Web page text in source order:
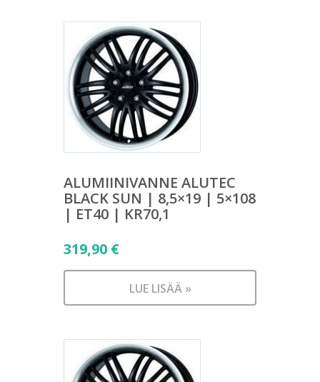
ALUMIINIVANNE ALUTEC
BLACK SUN | 8,5×19 | 5×108
| ET40 | KR70,1
319,90 €
LUE LISÄÄ »